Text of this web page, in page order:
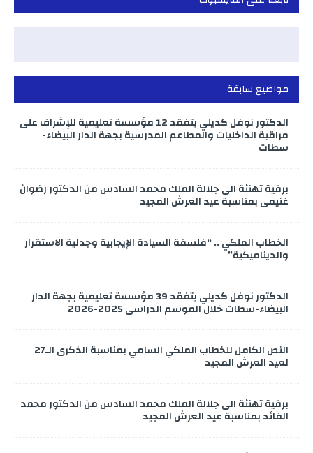
مواضيع سابقة
الدكتور نوفل كديلي يتفقد 12 مؤسسة تعليمية للإشراف على
مراقبة الداخليات والمطاعم المدرسية بجهة الدار البيضاء-
سطات
برقية تهنئة الى جلالة الملك محمد السادس من الدكتور رضوان
غنيمي بمناسبة عيد العرش المجيد
الخطاب الملكي .. “فلسفة السيادة الإيجابية وجدلية الاستقرار
والديناميكية”
الدكتور نوفل كديلي يتفقد 39 مؤسسة تعليمية بجهة الدار
البيضاء-سطات خلال الموسم الدراسي 2025-2026
النص الكامل للخطاب الملكي السامي بمناسبة الذكرى الـ27
لعيد العرش المجيد
برقية تهنئة الى جلالة الملك محمد السادس من الدكتور محمد
الفائد بمناسبة عيد العرش المجيد